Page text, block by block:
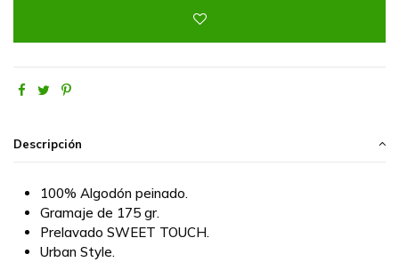
Descripción
100% Algodón peinado.
Gramaje de 175 gr.
Prelavado SWEET TOUCH.
Urban Style.